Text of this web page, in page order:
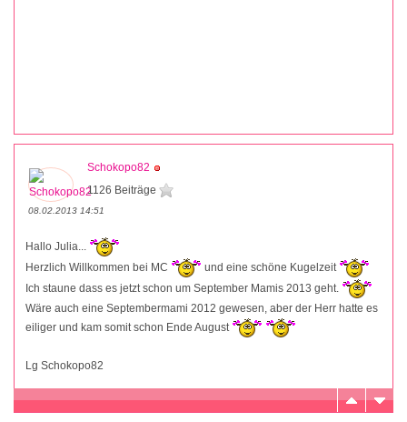
Schokopo82
1126 Beiträge
08.02.2013 14:51
Hallo Julia...
Herzlich Willkommen bei MC
und eine schöne Kugelzeit
Ich staune dass es jetzt schon um September Mamis 2013 geht.
Wäre auch eine Septembermami 2012 gewesen, aber der Herr hatte es
eiliger und kam somit schon Ende August
Lg Schokopo82